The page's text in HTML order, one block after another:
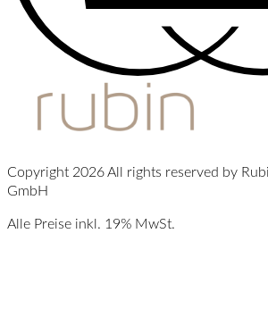
Copyright 2026 All rights reserved by
GmbH
Alle Preise inkl. 19% MwSt.